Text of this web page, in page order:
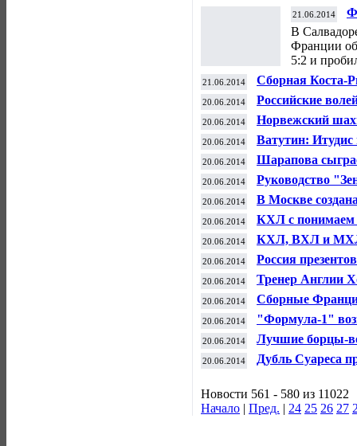
21.06.2014
В
Франции
5:2 и
21.06.2014 Сборная Коста-
20.06.2014
Российские
лиге
20.06.2014
Норвежский
чемпионата
20.06.2014
Ватутин:
баскетбольный
20.06.2014
Шарапова
Уимблдона
20.06.2014
Руководство
которые
20.06.2014
В Москве
видов спорта
20.06.2014
КХЛ с понимаем
перерыв на год
20.06.2014
КХЛ, ВХЛ и МХЛ
ФХР - глава
20.06.2014
Россия
Евро-2020
20.06.2014 Тренер Англии
20.06.2014
Сборные
группе Е
20.06.2014 "Формула-1"
20.06.2014
Лучшие борцы-
поспорят за
20.06.2014
Дубль Суареса
Новости 561 - 580 из 11022
Начало | Пред. | 24 25 26 27